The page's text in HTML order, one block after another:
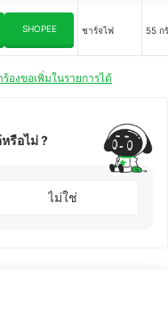
SHOPEE ชาร์จไฟ 55 ก
ร้องขอเพิ่มในรายการได้
รือไม่ ?
ไม่ใช่